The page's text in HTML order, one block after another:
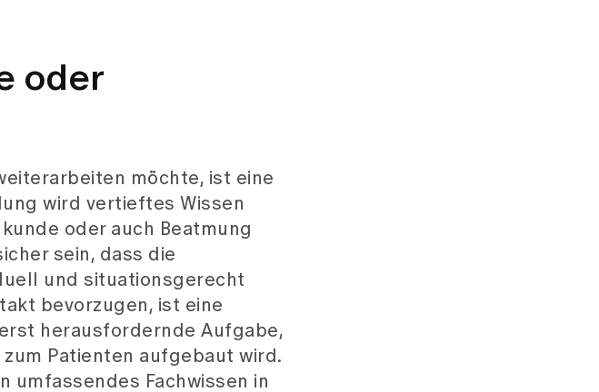
oder
möchte, ist eine
wird vertieftes Wissen
oder auch Beatmung
sein, dass die
und situationsgerecht
bevorzugen, ist eine
herausfordernde Aufgabe,
Patienten aufgebaut wird.
umfassendes Fachwissen in